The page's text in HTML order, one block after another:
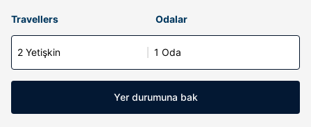
Travellers Odalar
2 Yetişkin 1 Oda
Yer durumuna bak